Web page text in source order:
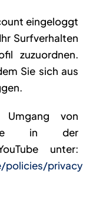
eingeloggt
Surfverhalten
zuzuordnen.
Sie sich aus
Umgang von
Sie in der
unter:
privacy